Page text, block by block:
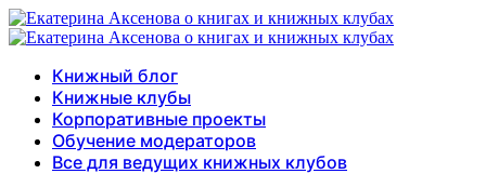
Книжный блог
Книжные клубы
Корпоративные проекты
Обучение модераторов
Все для ведущих книжных клубов